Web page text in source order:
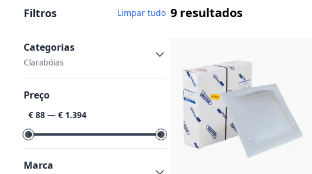
Filtros Limpar tudo
Categorias
Clarabóias
Preço
Classificar por preço
€ 88 — € 1.394
Marca
9 resultados